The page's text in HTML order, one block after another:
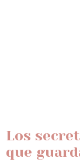
Los
que